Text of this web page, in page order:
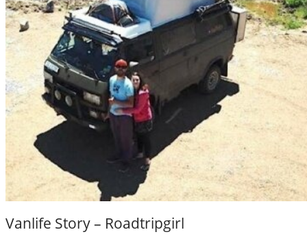
Vanlife Story – Roadtripgirl